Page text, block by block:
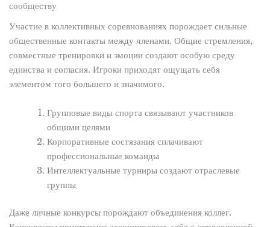
сообществу
Участие в коллективных соревнованиях порождает сильные
общественные контакты между членами. Общие стремления,
совместные тренировки и эмоции создают особую среду
единства и согласия. Игроки приходят ощущать себя
элементом того большего и значимого.
Групповые виды спорта связывают участников
общими целями
Корпоративные состязания сплачивают
профессиональные команды
Интеллектуальные турниры создают отраслевые
группы
Даже личные конкурсы порождают объединения коллег.